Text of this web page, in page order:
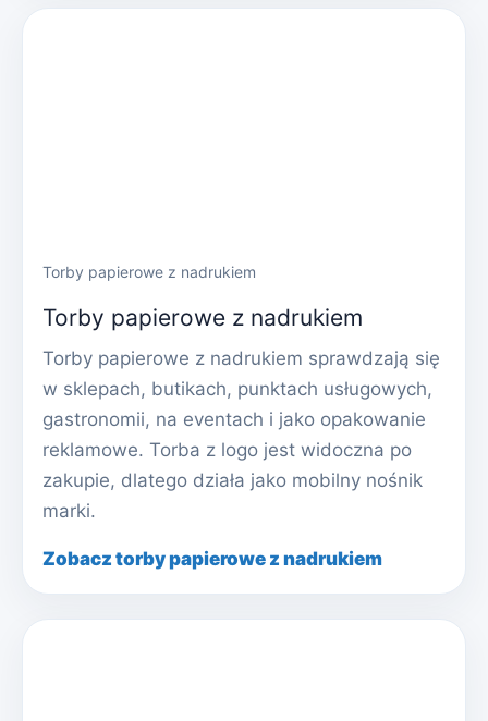
Torby papierowe z nadrukiem
Torby papierowe z nadrukiem
Torby papierowe z nadrukiem sprawdzają się
w sklepach, butikach, punktach usługowych,
gastronomii, na eventach i jako opakowanie
reklamowe. Torba z logo jest widoczna po
zakupie, dlatego działa jako mobilny nośnik
marki.
Zobacz torby papierowe z nadrukiem